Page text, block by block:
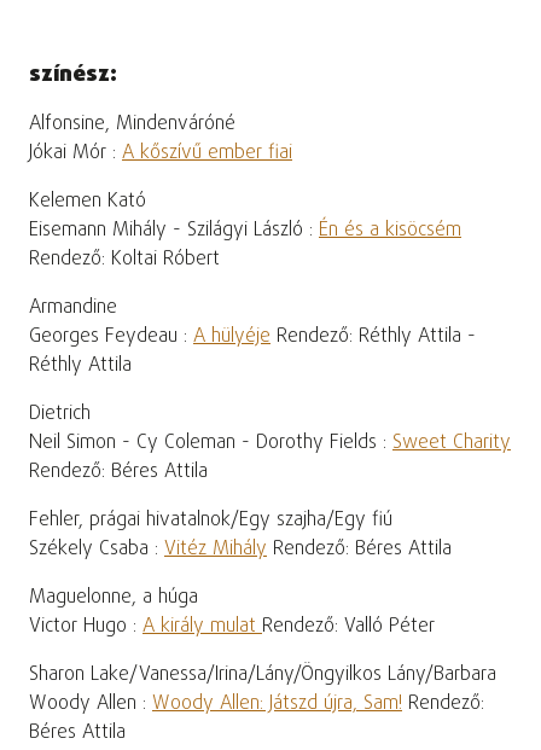
színész:
Alfonsine, Mindenváróné
Jókai Mór : A kőszívű ember fiai
Kelemen Kató
Eisemann Mihály - Szilágyi László : Én és a kisöcsém
Rendező: Koltai Róbert
Armandine
Georges Feydeau : A hülyéje Rendező: Réthly Attila -
Réthly Attila
Dietrich
Neil Simon - Cy Coleman - Dorothy Fields : Sweet Charity
Rendező: Béres Attila
Fehler, prágai hivatalnok/Egy szajha/Egy fiú
Székely Csaba : Vitéz Mihály Rendező: Béres Attila
Maguelonne, a húga
Victor Hugo : A király mulatRendező: Valló Péter
Sharon Lake/Vanessa/Irina/Lány/Öngyilkos Lány/Barbara
Woody Allen : Woody Allen: Játszd újra, Sam! Rendező:
Béres Attila